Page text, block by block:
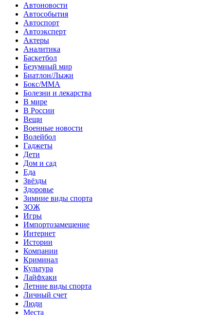
Автоновости
Автособытия
Автоспорт
Автоэксперт
Актеры
Аналитика
Баскетбол
Безумный мир
Биатлон/Лыжи
Бокс/MMA
Болезни и лекарства
В мире
В России
Вещи
Военные новости
Волейбол
Гаджеты
Дети
Дом и сад
Еда
Звёзды
Здоровье
Зимние виды спорта
ЗОЖ
Игры
Импортозамещение
Интернет
Истории
Компании
Криминал
Культура
Лайфхаки
Летние виды спорта
Личный счет
Люди
Места